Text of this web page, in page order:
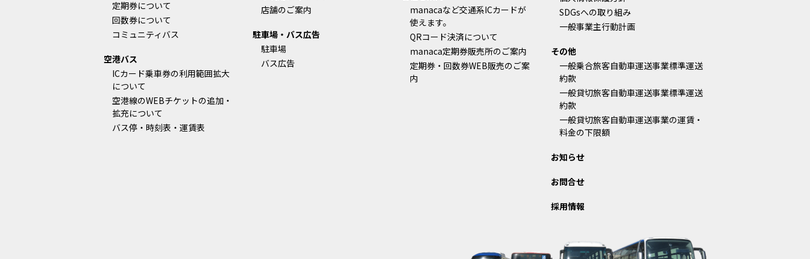
定期券について
回数券について
コミュニティバス
空港バス
ICカード乗車券の利用範囲拡大
について
空港線のWEBチケットの追加・
拡充について
バス停・時刻表・運賃表
店舗のご案内
駐車場・バス広告
駐車場
バス広告
manacaなど交通系ICカードが
使えます。
QRコード決済について
manaca定期券販売所のご案内
定期券・回数券WEB販売のご案
内
SDGsへの取り組み
一般事業主行動計画
その他
一般乗合旅客自動車運送事業標準運送
約款
一般貸切旅客自動車運送事業標準運送
約款
一般貸切旅客自動車運送事業の運賃・
料金の下限額
お知らせ
お問合せ
採用情報